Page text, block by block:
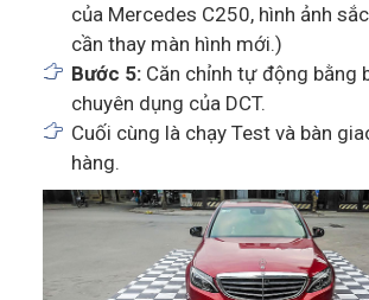
của Mercedes C250, hình ảnh
cần thay màn hình mới.)
Bước 5: Căn chỉnh tự động bằng
chuyên dụng của DCT.
Cuối cùng là chạy Test và bàn
hàng.